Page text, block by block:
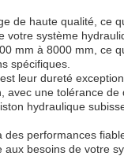
de haute qualité,
votre système
mm à 8000 mm,
spécifiques.
leur dureté
une tolérance
hydraulique
performances
besoins de votre